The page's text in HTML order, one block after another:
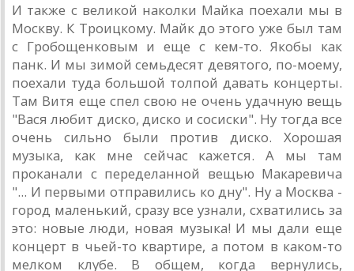
И также с великой наколки Майка поехали мы в
Москву. К Троицкому. Майк до этого уже был там
с Гробощенковым и еще с кем-то. Якобы как
панк. И мы зимой семьдесят девятого, по-моему,
поехали туда большой толпой давать концерты.
Там Витя еще спел свою не очень удачную вещь
"Вася любит диско, диско и сосиски". Ну тогда все
очень сильно были против диско. Хорошая
музыка, как мне сейчас кажется. А мы там
проканали с переделанной вещью Макаревича
"... И первыми отправились ко дну". Ну а Москва -
город маленький, сразу все узнали, схватились за
это: новые люди, новая музыка! И мы дали еще
концерт в чьей-то квартире, а потом в каком-то
мелком клубе. В общем, когда вернулись,